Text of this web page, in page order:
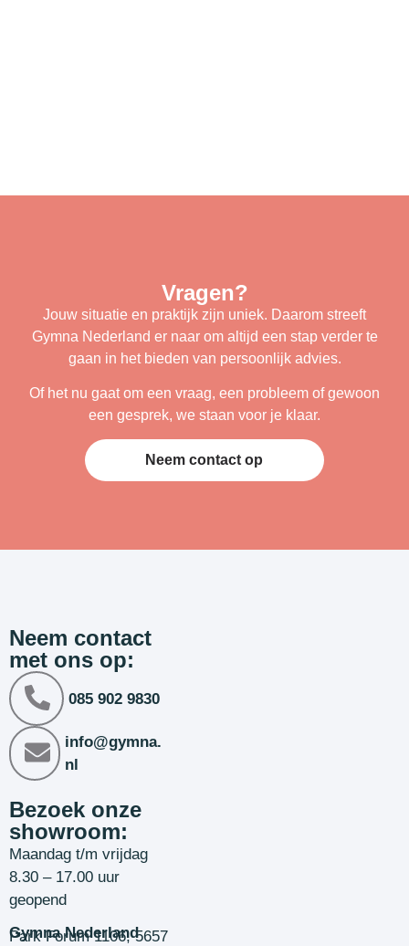
Vragen?
Jouw situatie en praktijk zijn uniek. Daarom streeft
Gymna Nederland er naar om altijd een stap verder te
gaan in het bieden van persoonlijk advies.
Of het nu gaat om een vraag, een probleem of gewoon
een gesprek, we staan voor je klaar.
Neem contact op
Neem contact
met ons op:
085 902 9830
info@gymna.
nl
Bezoek onze
showroom:
Maandag t/m vrijdag
8.30 – 17.00 uur
geopend
Gymna Nederland
Park Forum 1106, 5657